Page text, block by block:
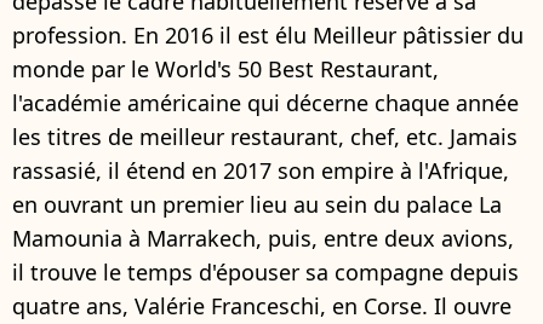
profession. En 2016 il est élu Meilleur pâtissier du
monde par le World's 50 Best Restaurant,
l'académie américaine qui décerne chaque année
les titres de meilleur restaurant, chef, etc. Jamais
rassasié, il étend en 2017 son empire à l'Afrique,
en ouvrant un premier lieu au sein du palace La
Mamounia à Marrakech, puis, entre deux avions,
il trouve le temps d'épouser sa compagne depuis
quatre ans, Valérie Franceschi, en Corse. Il ouvre